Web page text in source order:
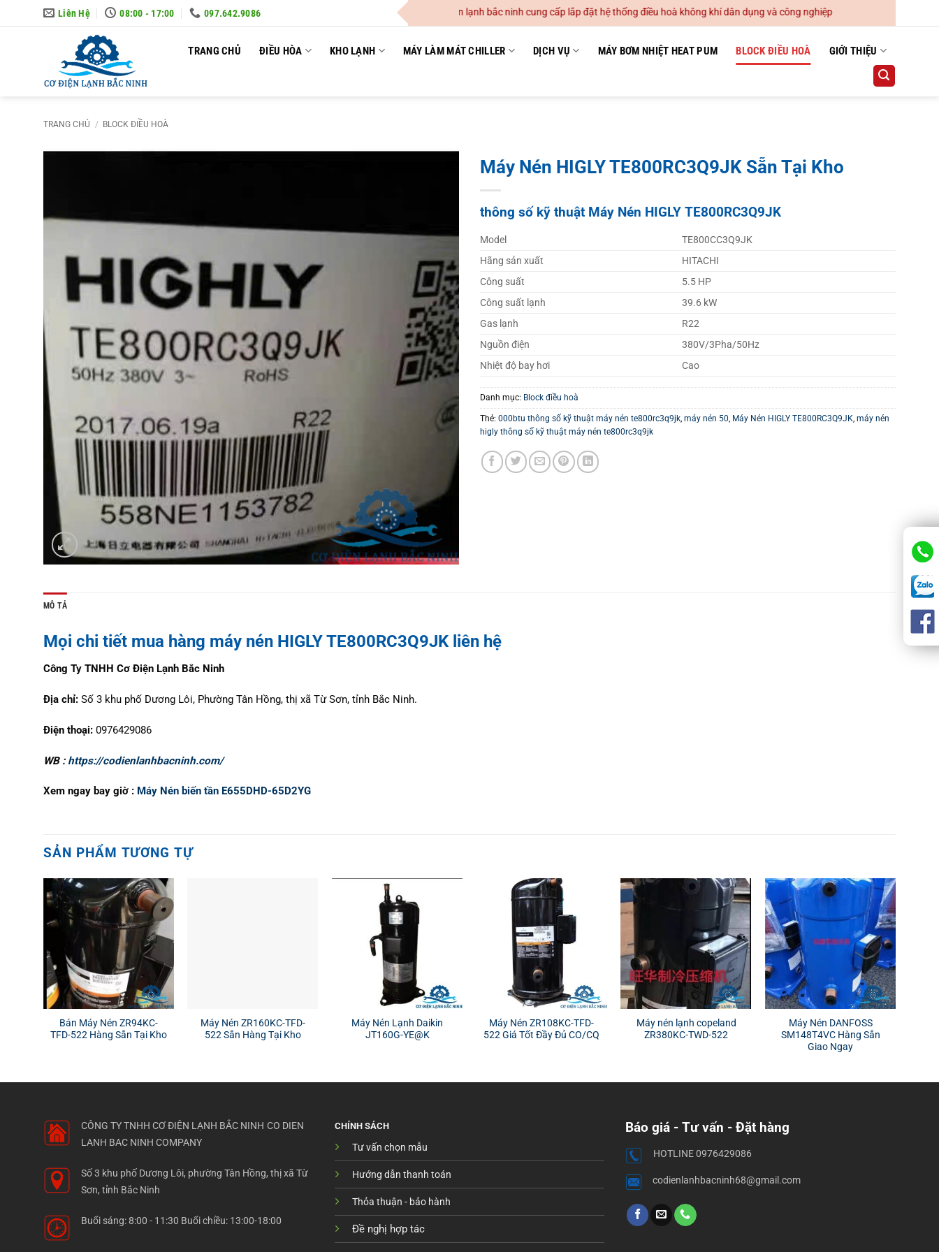
to
Liên Hệ 08:00 - 17:00 097.642.9086 Công Ty TNHH cơ điện lạnh bắc ninh cung cấp lắp đặt hệ thống điều hoà không khí dân dụng và công nghiệp
TRANG CHỦ ĐIỀU HÒA KHO LẠNH MÁY LÀM MÁT CHILLER DỊCH VỤ MÁY BƠM NHIỆT HEAT PUM BLOCK ĐIỀU HOÀ GIỚI THIỆU
TRANG CHỦ / BLOCK ĐIỀU HOÀ
Máy Nén HIGLY TE800RC3Q9JK Sẵn Tại Kho
thông số kỹ thuật Máy Nén HIGLY TE800RC3Q9JK
Model
TE800CC3Q9JK
Hãng sản xuất
HITACHI
Công suất
5.5 HP
Công suất lạnh
39.6 kW
Gas lạnh
R22
Nguồn điện
380V/3Pha/50Hz
Nhiệt độ bay hơi
Cao
Danh mục: Block điều hoà
Thẻ: 000btu thông số kỹ thuật máy nén te800rc3q9jk, máy nén 50, Máy Nén HIGLY TE800RC3Q9JK, máy nén
higly thông số kỹ thuật máy nén te800rc3q9jk
MÔ TẢ
Mọi chi tiết mua hàng máy nén HIGLY TE800RC3Q9JK liên hệ
Công Ty TNHH Cơ Điện Lạnh Bắc Ninh
Địa chỉ: Số 3 khu phố Dương Lôi, Phường Tân Hồng, thị xã Từ Sơn, tỉnh Bắc Ninh.
Điện thoại: 0976429086
WB :https://codienlanhbacninh.com/
Xem ngay bay giờ : Máy Nén biến tần E655DHD-65D2YG
SẢN PHẨM TƯƠNG TỰ
Bán Máy Nén ZR94KC-
TFD-522 Hàng Sẵn Tại Kho
Máy Nén ZR160KC-TFD-
522 Sẵn Hàng Tại Kho
Máy Nén Lạnh Daikin
JT160G-YE@K
Máy Nén ZR108KC-TFD-
522 Giá Tốt Đầy Đủ CO/CQ
Máy nén lạnh copeland
ZR380KC-TWD-522
Máy Nén DANFOSS
SM148T4VC Hàng Sẵn
Giao Ngay
CÔNG TY TNHH CƠ ĐIỆN LẠNH BẮC NINH CO DIEN
LANH BAC NINH COMPANY
Số 3 khu phố Dương Lôi, phường Tân Hồng, thị xã Từ
Sơn, tỉnh Bắc Ninh
Buổi sáng: 8:00 - 11:30 Buổi chiều: 13:00-18:00
CHÍNH SÁCH
Tư vấn chọn mẫu
Hướng dẫn thanh toán
Thỏa thuận - bảo hành
Đề nghị hợp tác
Báo giá - Tư vấn - Đặt hàng
HOTLINE 0976429086
codienlanhbacninh68@gmail.com